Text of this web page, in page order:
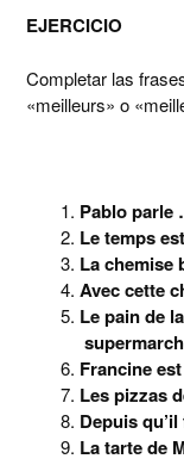
EJERCICIO
Completar las
«meilleurs» o
Pablo parle
Le temps
La chemise
Avec cette
Le pain de
Francine
Les pizzas
Depuis
La tarte de